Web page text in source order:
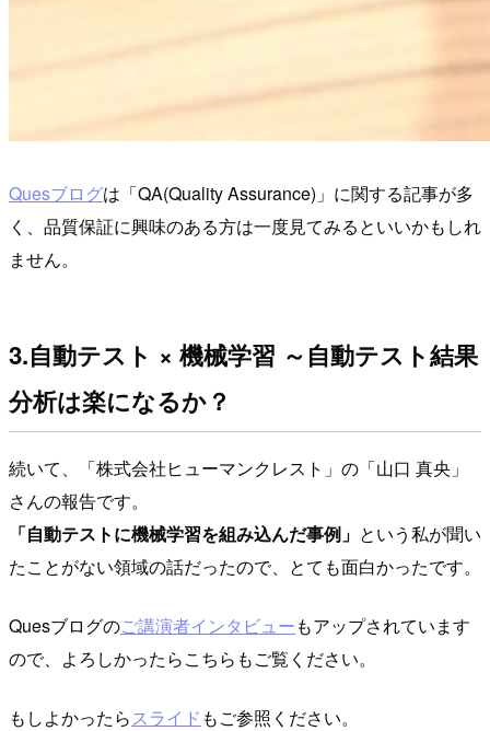
Quesブログは「QA(Quality Assurance)」に関する記事が多
く、品質保証に興味のある方は一度見てみるといいかもしれ
ません。
3.自動テスト × 機械学習 ～自動テスト結果
分析は楽になるか？
続いて、「株式会社ヒューマンクレスト」の「山口 真央」
さんの報告です。
「自動テストに機械学習を組み込んだ事例」 という私が聞い
たことがない領域の話だったので、とても面白かったです。
Quesブログのご講演者インタビューもアップされています
ので、よろしかったらこちらもご覧ください。
もしよかったらスライド もご参照ください。